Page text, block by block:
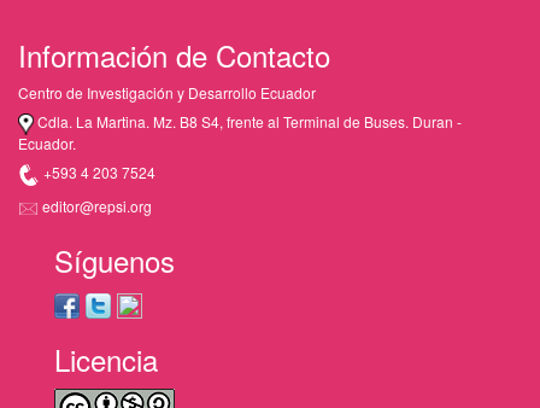
Información de Contacto
Centro de Investigación y Desarrollo Ecuador
Cdla. La Martina. Mz. B8 S4, frente al Terminal de Buses. Duran -
Ecuador.
+593 4 203 7524
editor@repsi.org
Síguenos
Licencia